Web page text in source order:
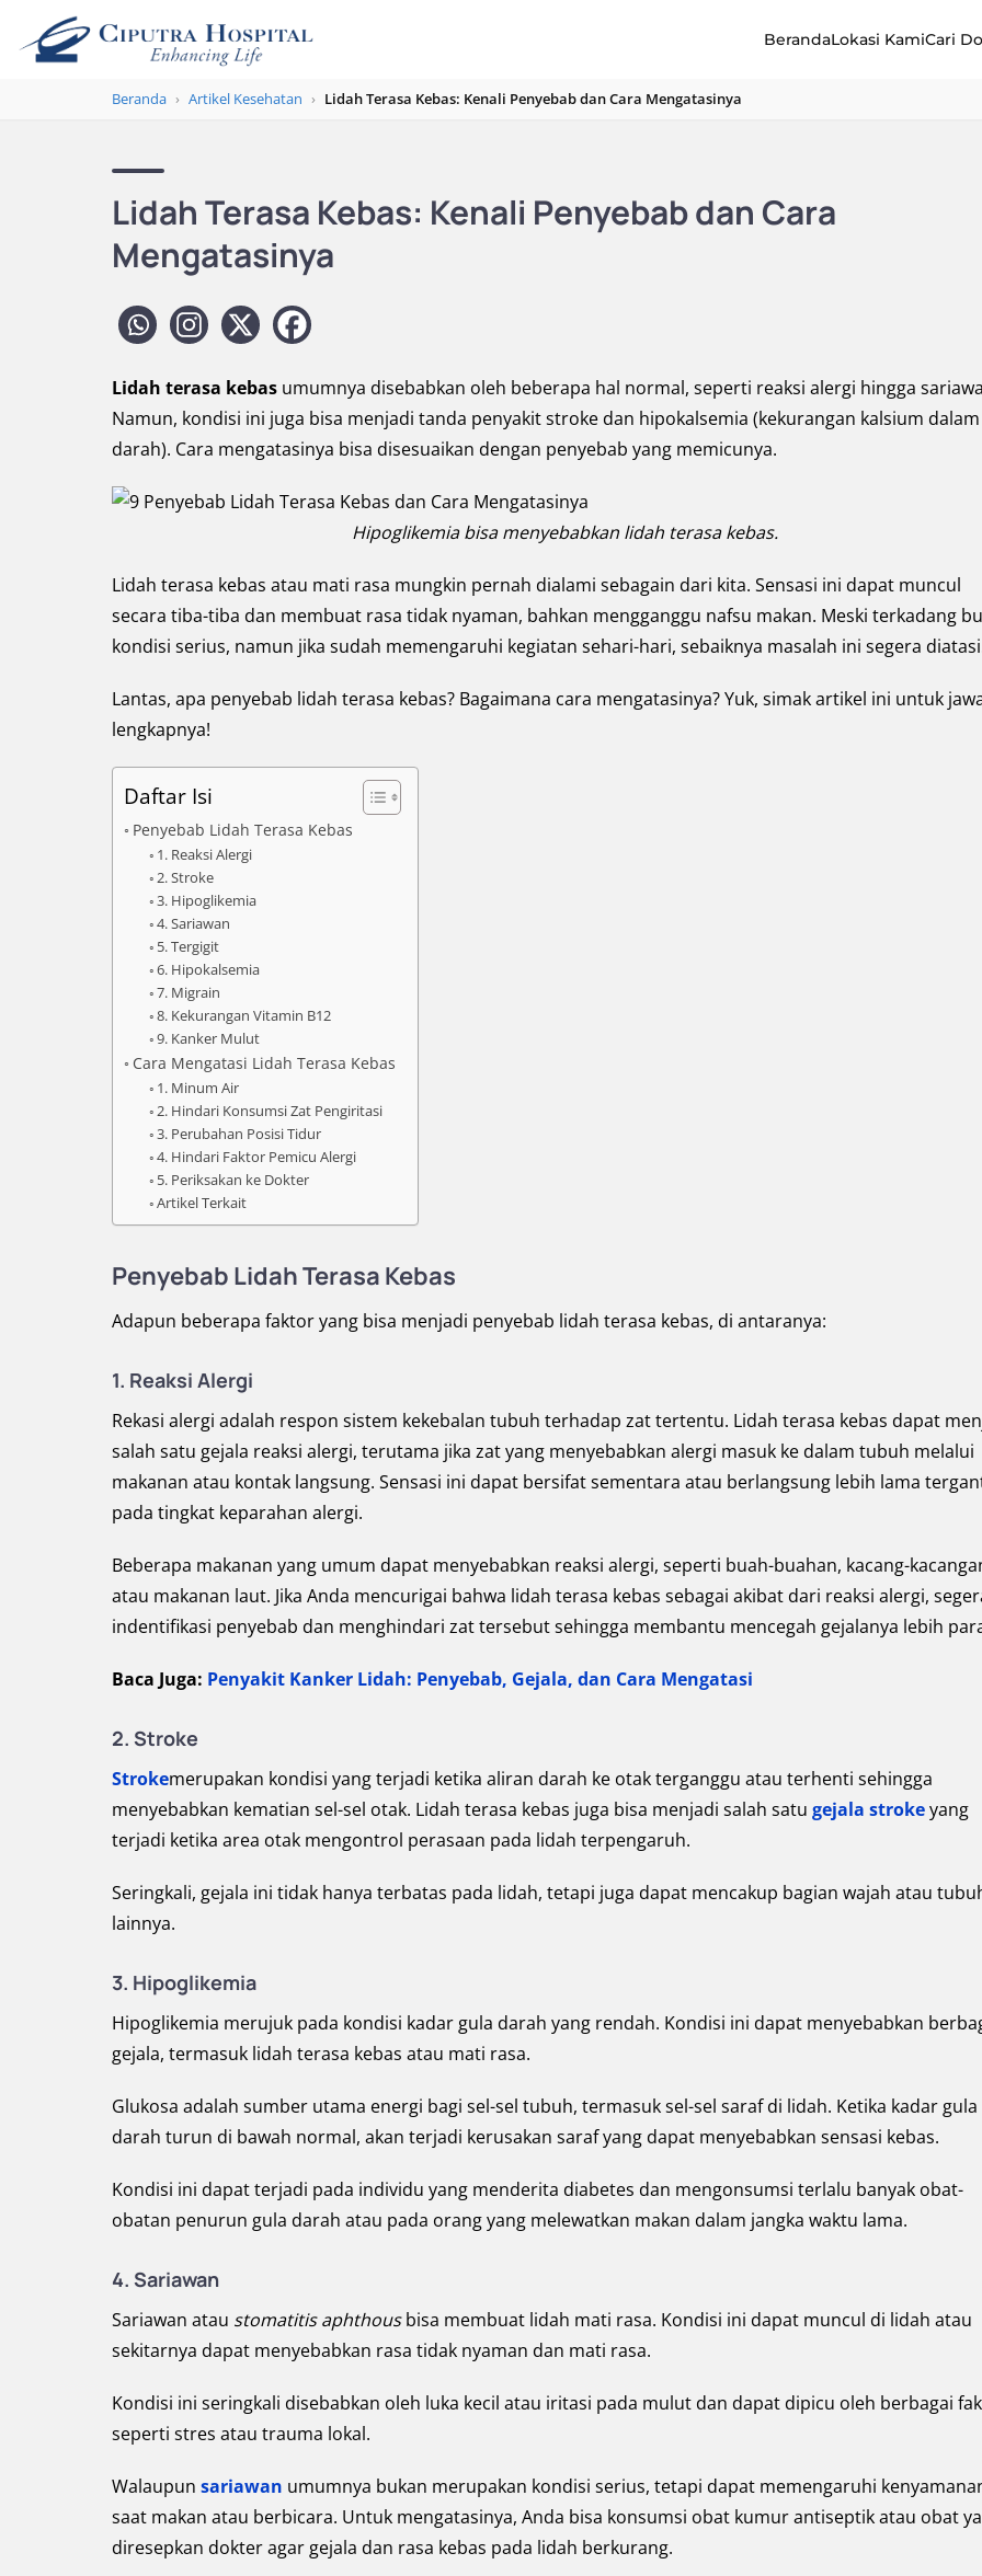
BerandaLokasi KamiCari
Beranda › Artikel Kesehatan › Lidah Terasa Kebas: Kenali Penyebab dan Cara Mengatasinya
Lidah Terasa Kebas: Kenali Penyebab dan Cara
Mengatasinya
Lidah terasa kebas umumnya disebabkan oleh beberapa hal normal, seperti reaksi alergi hingga
Namun, kondisi ini juga bisa menjadi tanda penyakit stroke dan hipokalsemia (kekurangan kalsium dalam
darah). Cara mengatasinya bisa disesuaikan dengan penyebab yang memicunya.
Hipoglikemia bisa menyebabkan lidah terasa kebas.
Lidah terasa kebas atau mati rasa mungkin pernah dialami sebagain dari kita. Sensasi ini dapat muncul
secara tiba-tiba dan membuat rasa tidak nyaman, bahkan mengganggu nafsu makan. Meski terkadang
kondisi serius, namun jika sudah memengaruhi kegiatan sehari-hari, sebaiknya masalah ini segera
Lantas, apa penyebab lidah terasa kebas? Bagaimana cara mengatasinya? Yuk, simak artikel ini untuk
lengkapnya!
Daftar Isi
Penyebab Lidah Terasa Kebas
1. Reaksi Alergi
2. Stroke
3. Hipoglikemia
4. Sariawan
5. Tergigit
6. Hipokalsemia
7. Migrain
8. Kekurangan Vitamin B12
9. Kanker Mulut
Cara Mengatasi Lidah Terasa Kebas
1. Minum Air
2. Hindari Konsumsi Zat Pengiritasi
3. Perubahan Posisi Tidur
4. Hindari Faktor Pemicu Alergi
5. Periksakan ke Dokter
Artikel Terkait
Penyebab Lidah Terasa Kebas
Adapun beberapa faktor yang bisa menjadi penyebab lidah terasa kebas, di antaranya:
1. Reaksi Alergi
Rekasi alergi adalah respon sistem kekebalan tubuh terhadap zat tertentu. Lidah terasa kebas dapat
salah satu gejala reaksi alergi, terutama jika zat yang menyebabkan alergi masuk ke dalam tubuh melalui
makanan atau kontak langsung. Sensasi ini dapat bersifat sementara atau berlangsung lebih lama
pada tingkat keparahan alergi.
Beberapa makanan yang umum dapat menyebabkan reaksi alergi, seperti buah-buahan, kacang-
atau makanan laut. Jika Anda mencurigai bahwa lidah terasa kebas sebagai akibat dari reaksi alergi,
indentifikasi penyebab dan menghindari zat tersebut sehingga membantu mencegah gejalanya lebih
Baca Juga: Penyakit Kanker Lidah: Penyebab, Gejala, dan Cara Mengatasi
2. Stroke
Strokemerupakan kondisi yang terjadi ketika aliran darah ke otak terganggu atau terhenti sehingga
menyebabkan kematian sel-sel otak. Lidah terasa kebas juga bisa menjadi salah satu gejala strokeyang
terjadi ketika area otak mengontrol perasaan pada lidah terpengaruh.
Seringkali, gejala ini tidak hanya terbatas pada lidah, tetapi juga dapat mencakup bagian wajah atau
lainnya.
3. Hipoglikemia
Hipoglikemia merujuk pada kondisi kadar gula darah yang rendah. Kondisi ini dapat menyebabkan
gejala, termasuk lidah terasa kebas atau mati rasa.
Glukosa adalah sumber utama energi bagi sel-sel tubuh, termasuk sel-sel saraf di lidah. Ketika kadar gula
darah turun di bawah normal, akan terjadi kerusakan saraf yang dapat menyebabkan sensasi kebas.
Kondisi ini dapat terjadi pada individu yang menderita diabetes dan mengonsumsi terlalu banyak obat-
obatan penurun gula darah atau pada orang yang melewatkan makan dalam jangka waktu lama.
4. Sariawan
Sariawan atau stomatitis aphthousbisa membuat lidah mati rasa. Kondisi ini dapat muncul di lidah atau
sekitarnya dapat menyebabkan rasa tidak nyaman dan mati rasa.
Kondisi ini seringkali disebabkan oleh luka kecil atau iritasi pada mulut dan dapat dipicu oleh berbagai
seperti stres atau trauma lokal.
Walaupun sariawan umumnya bukan merupakan kondisi serius, tetapi dapat memengaruhi
saat makan atau berbicara. Untuk mengatasinya, Anda bisa konsumsi obat kumur antiseptik atau obat
diresepkan dokter agar gejala dan rasa kebas pada lidah berkurang.